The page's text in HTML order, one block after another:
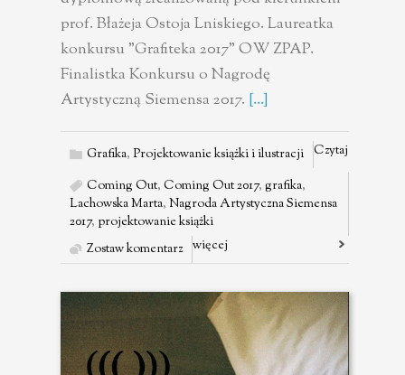
prof. Błażeja Ostoja Lniskiego. Laureatka
konkursu "Grafiteka 2017" OW ZPAP.
Finalistka Konkursu o Nagrodę
Artystyczną Siemensa 2017. [...]
Grafika, Projektowanie książki i ilustracji
Coming Out, Coming Out 2017, grafika,
Lachowska Marta, Nagroda Artystyczna Siemensa
2017, projektowanie książki
Zostaw komentarz
Czytaj
więcej